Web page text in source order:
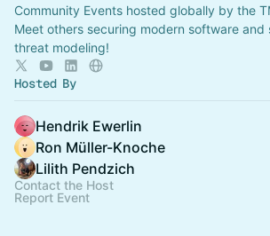
Community Events hosted globally by the
Meet others securing modern software and
threat modeling!
Hosted By
Hendrik Ewerlin
Ron Müller-Knoche
Lilith Pendzich
Contact the Host
Report Event